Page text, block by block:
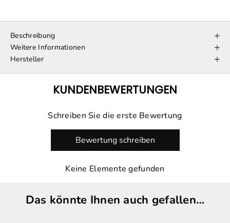
Beschreibung
Weitere Informationen
Hersteller
KUNDENBEWERTUNGEN
Schreiben Sie die erste Bewertung
Bewertung schreiben
Keine Elemente gefunden
Das könnte Ihnen auch gefallen…